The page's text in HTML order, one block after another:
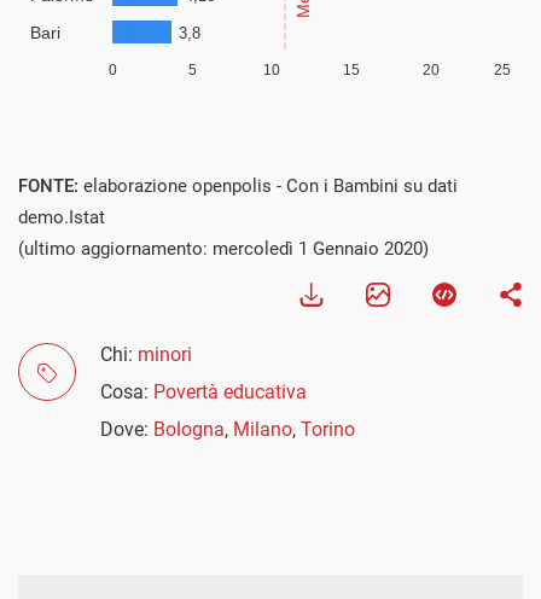
FONTE: elaborazione openpolis - Con i Bambini su dati
demo.Istat
(ultimo aggiornamento: mercoledì 1 Gennaio 2020)
Chi: minori
Cosa: Povertà educativa
Dove: Bologna, Milano, Torino